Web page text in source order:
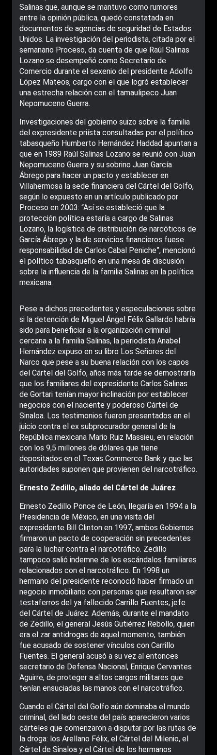
Salinas que, aunque se mantuvo como rumores
entre la opinión pública, quedó constatada en
documentos de agencias de seguridad de Estados
Unidos. La investigación del periodista, citada por el
semanario Proceso, da cuenta de que Raúl Salinas
Lozano se desempeñó como Secretario de
Comercio durante el sexenio del presidente Adolfo
López Mateos, cargo con el que logró establecer
una estrecha relación con el tamaulipeco Juan
Nepomuceno Guerra.
Investigaciones del gobierno suizo sobre la familia
del expresidente priísta consultadas por el político
tabasqueño Humberto Hernández Haddad apuntan a
que en 1989 Raúl Salinas Lozano se reunió con Juan
Nepomuceno Guerra y su sobrino Juan García
Ábrego para hacer un pacto y establecer en
Villahermosa la sede financiera del Cártel del Golfo,
según lo expuesto en un artículo publicado por
Proceso en 2003: “Así se estableció que la
protección política estaría a cargo de Salinas
Lozano, la logística de distribución de narcóticos de
García Ábrego y la de servicios financieros fuese
responsabilidad de Carlos Cabal Peniche”, mencionó
el político tabasqueño en una mesa de discusión
sobre la influencia de la familia Salinas en la política
mexicana.
Pese a dichos precedentes y especulaciones sobre
si la detención de Miguel Ángel Félix Gallardo habría
sido para beneficiar a la organización criminal
cercana a la familia Salinas, la periodista Anabel
Hernández expuso en su libro Los Señores del
Narco que pese a su buena relación con los capos
del Cártel del Golfo, años más tarde se demostraría
que los familiares del expresidente Carlos Salinas
de Gortari tenían mayor inclinación por establecer
negocios con el naciente y poderoso Cártel de
Sinaloa. Los testimonios fueron presentados en el
juicio contra el ex subprocurador general de la
República mexicana Mario Ruiz Massieu, en relación
con los 9,5 millones de dólares que tiene
depositados en el Texas Commerce Bank y que las
autoridades suponen que provienen del narcotráfico.
Ernesto Zedillo, aliado del Cártel de Juárez
Ernesto Zedillo Ponce de León, llegaría en 1994 a la
Presidencia de México, en una visita del
expresidente Bill Clinton en 1997, ambos Gobiernos
firmaron un pacto de cooperación sin precedentes
para la luchar contra el narcotráfico. Zedillo
tampoco salió indemne de los escándalos familiares
relacionados con el narcotráfico. En 1998 un
hermano del presidente reconoció haber firmado un
negocio inmobiliario con personas que resultaron ser
testaferros del ya fallecido Carrillo Fuentes, jefe
del Cártel de Juárez. Además, durante el mandato
de Zedillo, el general Jesús Gutiérrez Rebollo, quien
era el zar antidrogas de aquel momento, también
fue acusado de sostener vínculos con Carrillo
Fuentes. El general acusó a su vez al entonces
secretario de Defensa Nacional, Enrique Cervantes
Aguirre, de proteger a altos cargos militares que
tenían ensuciadas las manos con el narcotráfico.
Cuando el Cártel del Golfo aún dominaba el mundo
criminal, del lado oeste del país aparecieron varios
cárteles que comenzaron a disputar por las rutas de
la droga: los Arellano Félix, el Cártel del Milenio, el
Cártel de Sinaloa y el Cártel de los hermanos